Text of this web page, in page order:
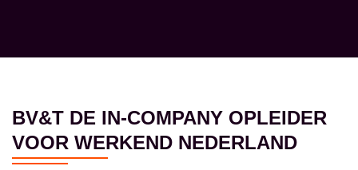
BV&T DE IN-COMPANY OPLEIDER
VOOR WERKEND NEDERLAND